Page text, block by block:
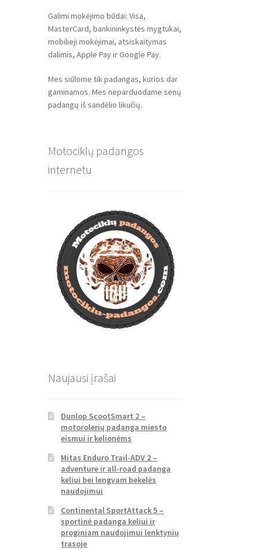
Galimi mokėjimo būdai: Visa,
MasterCard, bankininkystės mygtukai,
mobilieji mokėjimai, atsiskaitymas
dalimis, Apple Pay ir Google Pay.
Mes siūlome tik padangas, kurios dar
gaminamos. Mes neparduodame senų
padangų iš sandėlio likučių.
Motociklų padangos
internetu
Naujausi įrašai
Dunlop ScootSmart 2 –
motorolerių padanga miesto
eismui ir kelionėms
Mitas Enduro Trail-ADV 2 –
adventure ir all-road padanga
keliui bei lengvam bekelės
naudojimui
Continental SportAttack 5 –
sportinė padanga keliui ir
proginiam naudojimui lenktynių
trasoje